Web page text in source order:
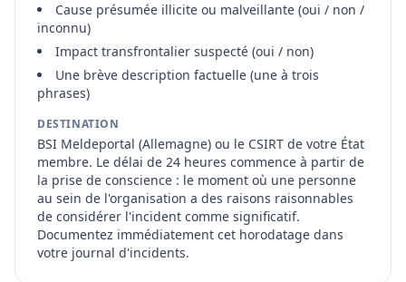
Cause présumée illicite ou malveillante (oui / non /
inconnu)
Impact transfrontalier suspecté (oui / non)
Une brève description factuelle (une à trois
phrases)
DESTINATION
BSI Meldeportal (Allemagne) ou le CSIRT de votre État
membre. Le délai de 24 heures commence à partir de
la prise de conscience : le moment où une personne
au sein de l'organisation a des raisons raisonnables
de considérer l'incident comme significatif.
Documentez immédiatement cet horodatage dans
votre journal d'incidents.